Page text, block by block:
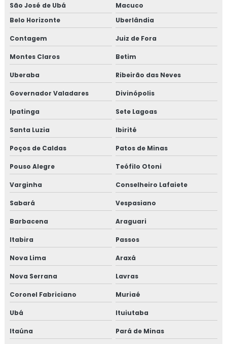
Consultoria em reciclagem sobre segurança dos
alimentos
Consultoria em registro na anvisa
Consultoria em registro de produtos na anvisa
Consultoria em resolução de não conformidades da
auditoria
Consultoria em revisão norma FSSC 22000
Consultoria em rotulagem de alimentos
Consultoria em sensibilização programa 5s
Consultoria para setor alimentício
Consultoria em sistema de gestão halal
Consultoria em transporte de feed materials
Consultoria em tratamento de não conformidades
Consultoria em tratamento de não conformidades e
causas raiz
São José de Ubá
Macuco
Belo Horizonte
Uberlândia
Contagem Juiz de Fora
Montes Claros Betim
Uberaba Ribeirão das Neves
Governador Valadares Divinópolis
Ipatinga Sete Lagoas
Santa Luzia Ibirité
Poços de Caldas Patos de Minas
Pouso Alegre Teófilo Otoni
Varginha Conselheiro Lafaiete
Sabará Vespasiano
Barbacena Araguari
Itabira Passos
Nova Lima Araxá
Nova Serrana Lavras
Coronel Fabriciano Muriaé
Ubá Ituiutaba
Itaúna Pará de Minas